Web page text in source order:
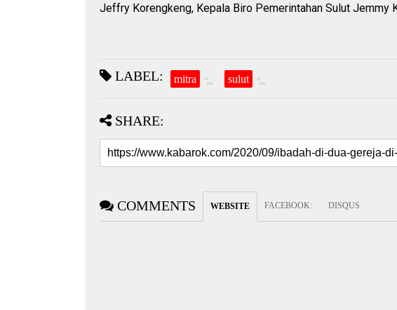
Jeffry Korengkeng, Kepala Biro Pemerintahan Sulut Jemmy
LABEL: mitra sulut
SHARE:
COMMENTS WEBSITE FACEBOOK: DISQUS